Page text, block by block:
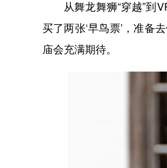
从舞龙舞狮“穿越”到VR
买了两张‘早鸟票’，准备
庙会充满期待。